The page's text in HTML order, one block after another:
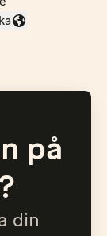
på
din